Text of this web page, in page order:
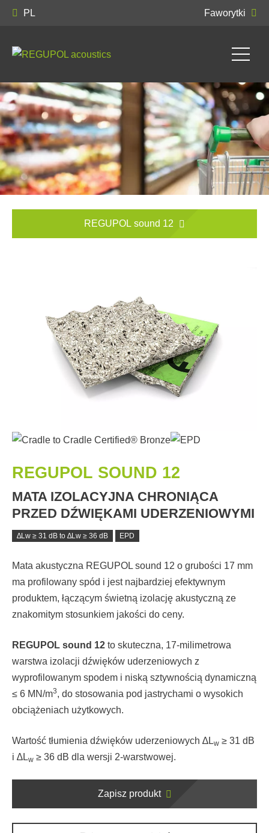
PL Faworytki
REGUPOL sound 12
REGUPOL SOUND 12
MATA IZOLACYJNA CHRONIĄCA
PRZED DŹWIĘKAMI UDERZENIOWYMI
∆Lw ≥ 31 dB to ∆Lw ≥ 36 dB EPD
Mata akustyczna REGUPOL sound 12 o grubości 17 mm
ma profilowany spód i jest najbardziej efektywnym
produktem, łączącym świetną izolację akustyczną ze
znakomitym stosunkiem jakości do ceny.
REGUPOL sound 12 to skuteczna, 17-milimetrowa
warstwa izolacji dźwięków uderzeniowych z
wyprofilowanym spodem i niską sztywnością dynamiczną
≤ 6 MN/m3, do stosowania pod jastrychami o wysokich
obciążeniach użytkowych.
Wartość tłumienia dźwięków uderzeniowych ∆Lw ≥ 31 dB
i ∆Lw ≥ 36 dB dla wersji 2-warstwowej.
Zapisz produkt